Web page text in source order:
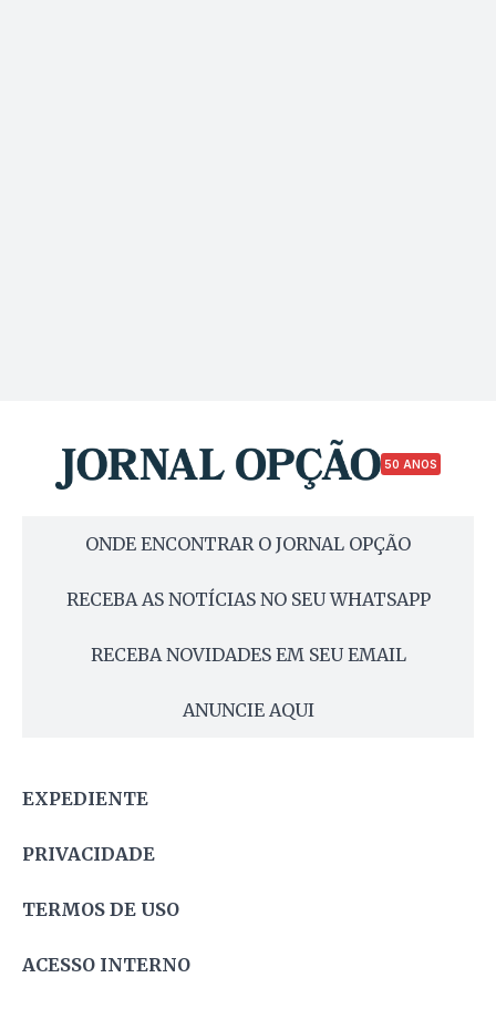
50 ANOS
ONDE ENCONTRAR O JORNAL OPÇÃO
RECEBA AS NOTÍCIAS NO SEU WHATSAPP
RECEBA NOVIDADES EM SEU EMAIL
ANUNCIE AQUI
EXPEDIENTE
PRIVACIDADE
TERMOS DE USO
ACESSO INTERNO